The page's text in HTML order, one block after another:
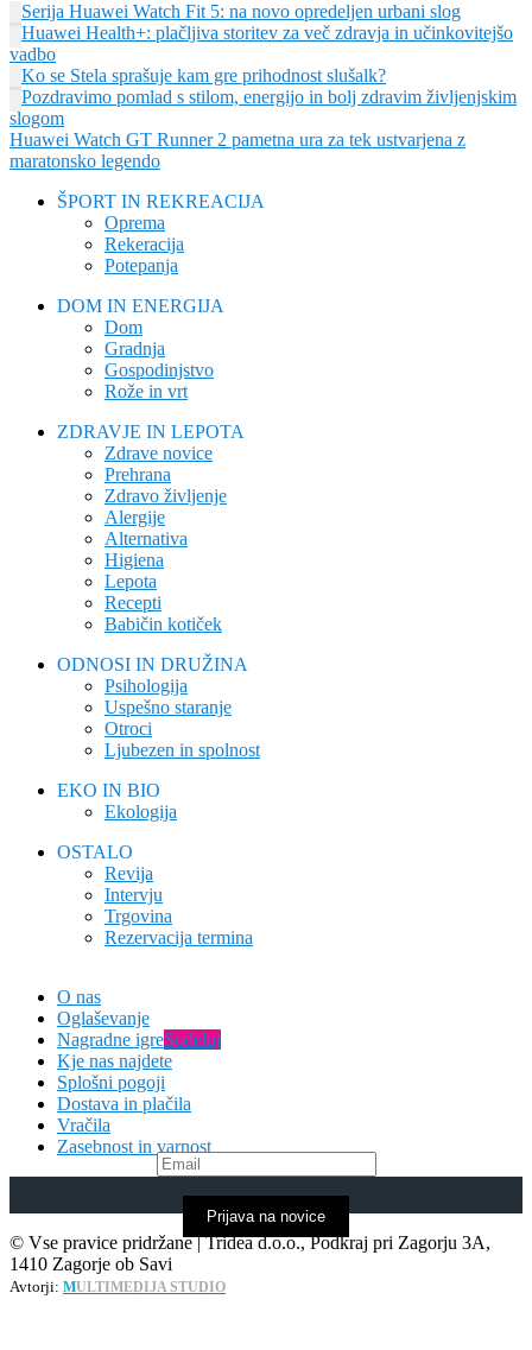
Serija Huawei Watch Fit 5: na novo opredeljen urbani slog
Huawei Health+: plačljiva storitev za več zdravja in učinkovitejšo
vadbo
Ko se Stela sprašuje kam gre prihodnost slušalk?
Pozdravimo pomlad s stilom, energijo in bolj zdravim življenjskim
slogom
Huawei Watch GT Runner 2 pametna ura za tek ustvarjena z
maratonsko legendo
ŠPORT IN REKREACIJA
Oprema
Rekeracija
Potepanja
DOM IN ENERGIJA
Dom
Gradnja
Gospodinjstvo
Rože in vrt
ZDRAVJE IN LEPOTA
Zdrave novice
Prehrana
Zdravo življenje
Alergije
Alternativa
Higiena
Lepota
Recepti
Babičin kotiček
ODNOSI IN DRUŽINA
Psihologija
Uspešno staranje
Otroci
Ljubezen in spolnost
EKO IN BIO
Ekologija
OSTALO
Revija
Intervju
Trgovina
Rezervacija termina
O nas
Oglaševanje
Nagradne igreSodeluj
Kje nas najdete
Splošni pogoji
Dostava in plačila
Vračila
Zasebnost in varnost
Prijava na novice
© Vse pravice pridržane | Tridea d.o.o., Podkraj pri Zagorju 3A,
1410 Zagorje ob Savi
Avtorji: MULTIMEDIJA STUDIO